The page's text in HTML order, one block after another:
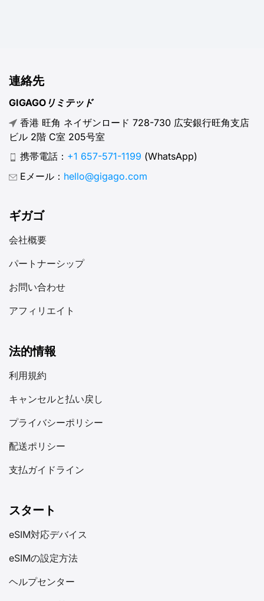
連絡先
GIGAGOリミテッド
香港 旺角 ネイザンロード 728-730 広安銀行旺角支店
ビル 2階 C室 205号室
携帯電話： +1 657-571-1199 (WhatsApp)
Eメール： hello@gigago.com
ギガゴ
会社概要
パートナーシップ
お問い合わせ
アフィリエイト
法的情報
利用規約
キャンセルと払い戻し
プライバシーポリシー
配送ポリシー
支払ガイドライン
スタート
eSIM対応デバイス
eSIMの設定方法
ヘルプセンター